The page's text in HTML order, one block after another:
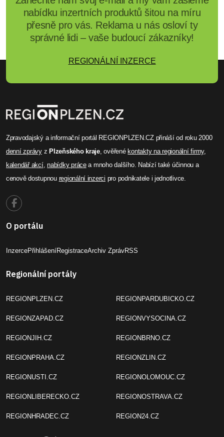
nabídku inzertních produktů šitou na míru
přesně pro vás. Reklama u nás osloví ty
správné lidi – vaše budoucí zákazníky!
REGIONÁLNÍ INZERCE
Zpravodajský a informační portál REGIONPLZEN.CZ přináší od roku 2000
denní zprávyz Plzeňského kraje, ověřené kontakty na regionální firmy,
kalendář akcí,nabídky prácea mnoho dalšího. Nabízí také účinnou a
cenově dostupnou regionální inzerci pro podnikatele i jednotlivce.
O portálu
InzercePřihlášeníRegistraceArchiv ZprávRSS
Regionální portály
REGIONPLZEN.CZ
REGIONZAPAD.CZ
REGIONJIH.CZ
REGIONPRAHA.CZ
REGIONUSTI.CZ
REGIONLIBERECKO.CZ
REGIONHRADEC.CZ
REGIONPARDUBICKO.CZ
REGIONVYSOCINA.CZ
REGIONBRNO.CZ
REGIONZLIN.CZ
REGIONOLOMOUC.CZ
REGIONOSTRAVA.CZ
REGION24.CZ